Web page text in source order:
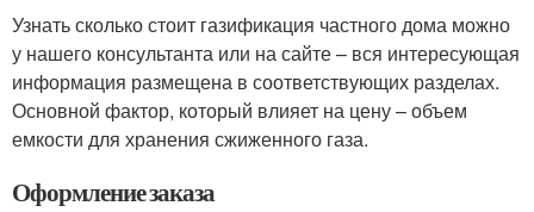
Узнать сколько стоит газификация частного дома можно
у нашего консультанта или на сайте – вся интересующая
информация размещена в соответствующих разделах.
Основной фактор, который влияет на цену – объем
емкости для хранения сжиженного газа.
Оформление заказа